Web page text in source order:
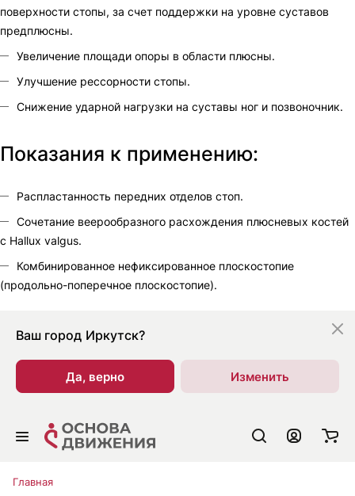
поверхности стопы, за счет поддержки на уровне суставов
предплюсны.
Увеличение площади опоры в области плюсны.
Улучшение рессорности стопы.
Снижение ударной нагрузки на суставы ног и позвоночник.
Показания к применению:
Распластанность передних отделов стоп.
Сочетание веерообразного расхождения плюсневых костей
с Hallux valgus.
Комбинированное нефиксированное плоскостопие
(продольно-поперечное плоскостопие).
Ваш город Иркутск?
Да, верно Изменить
Главная